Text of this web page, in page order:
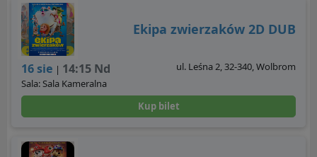
Ekipa zwierzaków 2D DUB
16 sie | 14:15 Nd
ul. Leśna 2, 32-340, Wolbrom
Sala: Sala Kameralna
Kup bilet